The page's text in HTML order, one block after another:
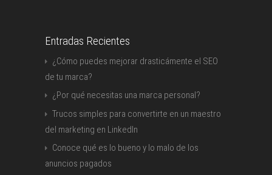
Entradas Recientes
¿Cómo puedes mejorar drasticámente el SEO
de tu marca?
¿Por qué necesitas una marca personal?
Trucos simples para convertirte en un maestro
del marketing en LinkedIn
Conoce qué es lo bueno y lo malo de los
anuncios pagados